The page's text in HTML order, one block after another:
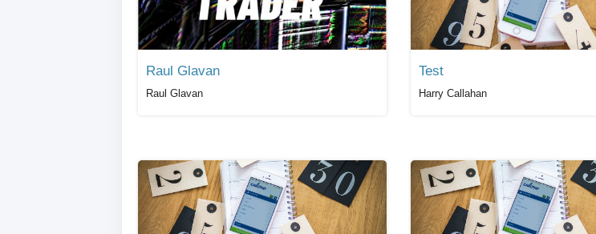
Raul Glavan
Raul Glavan
Test
Harry Callahan